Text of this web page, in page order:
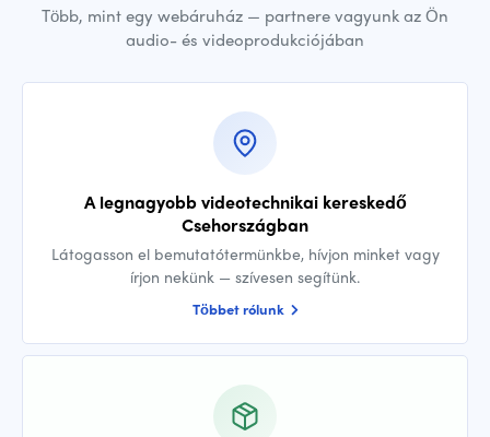
Több, mint egy webáruház — partnere vagyunk az Ön
audio- és videoprodukciójában
A legnagyobb videotechnikai kereskedő
Csehországban
Látogasson el bemutatótermünkbe, hívjon minket vagy
írjon nekünk — szívesen segítünk.
Többet rólunk